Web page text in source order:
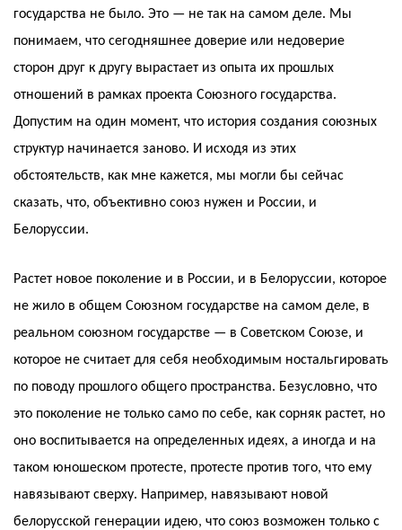
государства не было. Это — не так на самом деле. Мы
понимаем, что сегодняшнее доверие или недоверие
сторон друг к другу вырастает из опыта их прошлых
отношений в рамках проекта Союзного государства.
Допустим на один момент, что история создания союзных
структур начинается заново. И исходя из этих
обстоятельств, как мне кажется, мы могли бы сейчас
сказать, что, объективно союз нужен и России, и
Белоруссии.
Растет новое поколение и в России, и в Белоруссии, которое
не жило в общем Союзном государстве на самом деле, в
реальном союзном государстве — в Советском Союзе, и
которое не считает для себя необходимым ностальгировать
по поводу прошлого общего пространства. Безусловно, что
это поколение не только само по себе, как сорняк растет, но
оно воспитывается на определенных идеях, а иногда и на
таком юношеском протесте, протесте против того, что ему
навязывают сверху. Например, навязывают новой
белорусской генерации идею, что союз возможен только с